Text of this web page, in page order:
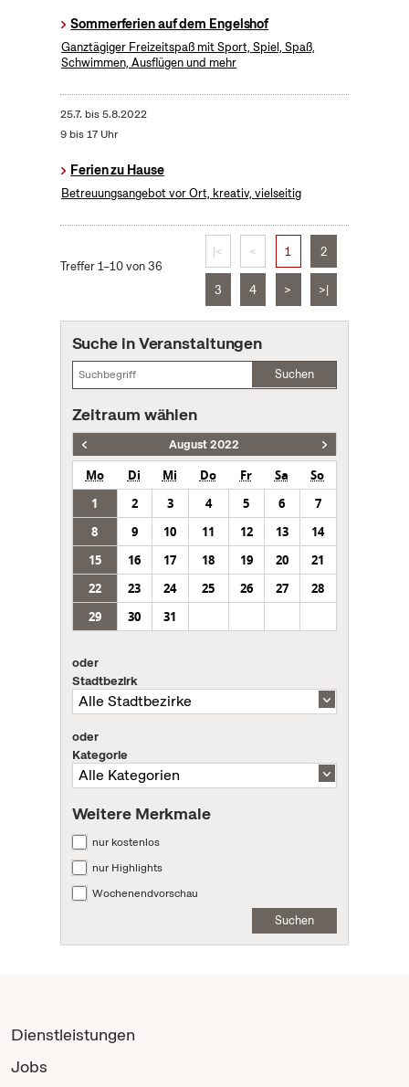
Sommerferien auf dem Engelshof
Ganztägiger Freizeitspaß mit Sport, Spiel, Spaß,
Schwimmen, Ausflügen und mehr
25.7. bis5.8.2022
9 bis 17 Uhr
Ferien zu Hause
Betreuungsangebot vor Ort, kreativ, vielseitig
Treffer 1–10 von 36
|< < 1 2
3 4 > >|
Suche in Veranstaltungen
Suchen
Zeitraum wählen
August 2022
Mo Di Mi Do Fr Sa
So
1
2 3 4 5 6
7
8
9 10 11 12 13
14
15
16 17 18 19 20
21
22
23 24 25 26 27
28
29
30 31
oder
Stadtbezirk
oder
Kategorie
Weitere Merkmale
nur kostenlos
nur Highlights
Wochenendvorschau
Suchen
Dienstleistungen
Jobs